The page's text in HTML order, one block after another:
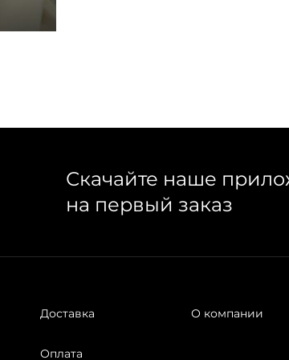
Скачайте наше
на первый заказ
Доставка
Оплата
О компании